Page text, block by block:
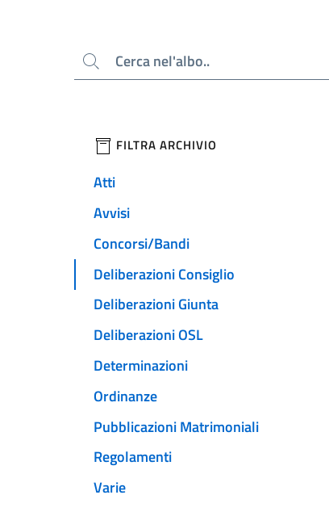
Cerca
filtri da applicare
FILTRA ARCHIVIO
Atti
Avvisi
Concorsi/Bandi
Deliberazioni Consiglio
Deliberazioni Giunta
Deliberazioni OSL
Determinazioni
Ordinanze
Pubblicazioni Matrimoniali
Regolamenti
Varie